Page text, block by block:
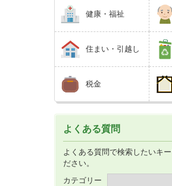
指定管理者制度
求人情報
選挙
財
人
統
広報
町
健康・福祉
住まい・引越し
税金
よくある質問
よくある質問で検索したいキ
ださい。
カテゴリー